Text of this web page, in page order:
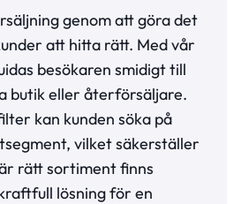
genom att göra det
att hitta rätt. Med vår
besökaren smidigt till
butik eller återförsäljare.
kan kunden söka på
vilket säkerställer
rätt sortiment finns
lösning för en